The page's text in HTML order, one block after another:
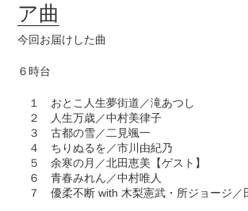
ア曲
今回お届けした曲
６時台
１ おとこ人生夢街道／滝あつし
２ 人生万歳／中村美律子
３ 古都の雪／二見颯一
４ ちりぬるを／市川由紀乃
５ 余寒の月／北田恵美【ゲスト】
６ 青春みれん／中村唯人
７ 優柔不断 with 木梨憲武・所ジョージ／